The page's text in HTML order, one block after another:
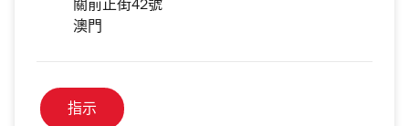
關前正街42號
澳門
指示